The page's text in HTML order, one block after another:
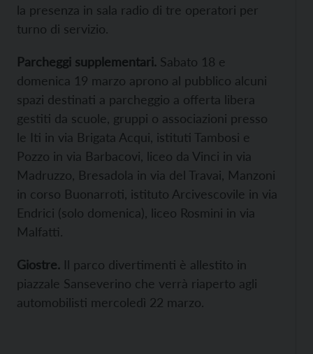
la presenza in sala radio di tre operatori per
turno di servizio.
Parcheggi supplementari. Sabato 18 e
domenica 19 marzo aprono al pubblico alcuni
spazi destinati a parcheggio a offerta libera
gestiti da scuole, gruppi o associazioni presso
le Iti in via Brigata Acqui, istituti Tambosi e
Pozzo in via Barbacovi, liceo da Vinci in via
Madruzzo, Bresadola in via del Travai, Manzoni
in corso Buonarroti, istituto Arcivescovile in via
Endrici (solo domenica), liceo Rosmini in via
Malfatti.
Giostre. Il parco divertimenti è allestito in
piazzale Sanseverino che verrà riaperto agli
automobilisti mercoledì 22 marzo.